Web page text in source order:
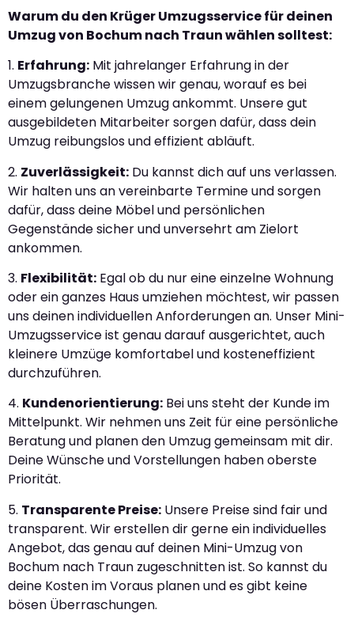
Warum du den Krüger Umzugsservice für deinen
Umzug von Bochum nach Traun wählen solltest:
1. Erfahrung: Mit jahrelanger Erfahrung in der
Umzugsbranche wissen wir genau, worauf es bei
einem gelungenen Umzug ankommt. Unsere gut
ausgebildeten Mitarbeiter sorgen dafür, dass dein
Umzug reibungslos und effizient abläuft.
2. Zuverlässigkeit: Du kannst dich auf uns verlassen.
Wir halten uns an vereinbarte Termine und sorgen
dafür, dass deine Möbel und persönlichen
Gegenstände sicher und unversehrt am Zielort
ankommen.
3. Flexibilität: Egal ob du nur eine einzelne Wohnung
oder ein ganzes Haus umziehen möchtest, wir passen
uns deinen individuellen Anforderungen an. Unser Mini-
Umzugsservice ist genau darauf ausgerichtet, auch
kleinere Umzüge komfortabel und kosteneffizient
durchzuführen.
4. Kundenorientierung: Bei uns steht der Kunde im
Mittelpunkt. Wir nehmen uns Zeit für eine persönliche
Beratung und planen den Umzug gemeinsam mit dir.
Deine Wünsche und Vorstellungen haben oberste
Priorität.
5. Transparente Preise: Unsere Preise sind fair und
transparent. Wir erstellen dir gerne ein individuelles
Angebot, das genau auf deinen Mini-Umzug von
Bochum nach Traun zugeschnitten ist. So kannst du
deine Kosten im Voraus planen und es gibt keine
bösen Überraschungen.